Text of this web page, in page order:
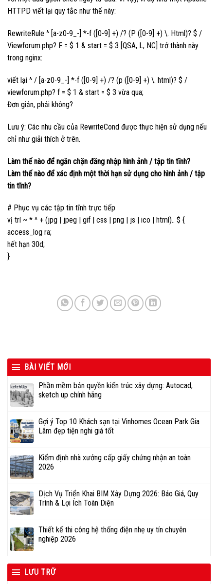
HTTPD viết lại quy tắc như thế này:
RewriteRule ^ [a-z0-9_-] *-f ([0-9] +) /? (P ([0-9] +) \. Html)? $ /
Viewforum.php? F = $ 1 & start = $ 3 [QSA, L, NC] trở thành này
trong nginx:
viết lại ^ / [a-z0-9_-] *-f ([0-9] +) /? (p ([0-9] +) \. html)? $ /
viewforum.php? f = $ 1 & start = $ 3 vừa qua;
Đơn giản, phải không?
Lưu ý: Các nhu cầu của RewriteCond được thực hiện sử dụng nếu
chỉ như giải thích ở trên.
Làm thế nào để ngăn chặn đăng nhập hình ảnh / tập tin tĩnh?
Làm thế nào để xác định một thời hạn sử dụng cho hình ảnh / tập
tin tĩnh?
# Phục vụ các tập tin tĩnh trực tiếp
vị trí ~ * ^ + (jpg | jpeg | gif | css | png | js | ico | html).. $ {
access_log ra;
hết hạn 30d;
}
BÀI VIẾT MỚI
Phần mềm bản quyền kiến trúc xây dựng: Autocad,
sketch up chính hãng
Gợi ý Top 10 Khách sạn tại Vinhomes Ocean Park Gia
Lâm đẹp tiện nghi giá tốt
Kiểm định nhà xưởng cấp giấy chứng nhận an toàn
2026
Dịch Vụ Triển Khai BIM Xây Dựng 2026: Báo Giá, Quy
Trình & Lợi Ích Toàn Diện
Thiết kế thi công hệ thống điện nhẹ uy tín chuyên
nghiệp 2026
LƯU TRỮ